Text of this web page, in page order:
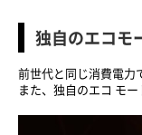
独自のエコモ
前世代と同じ消費電力
また、独自のエコ モー